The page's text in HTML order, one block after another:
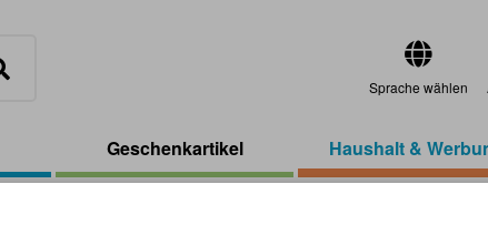
Sprache wählen
Geschenkartikel Haushalt &